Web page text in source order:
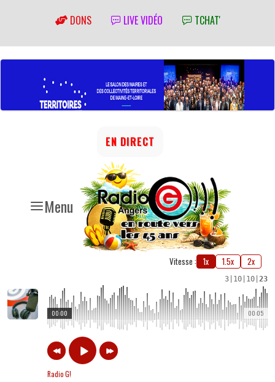
DONS LIVE VIDÉO TCHAT'
Menu
EN DIRECT
Vitesse : 1x 1.5x 2x
3 10 10 23
00:05
00:00
Radio G!